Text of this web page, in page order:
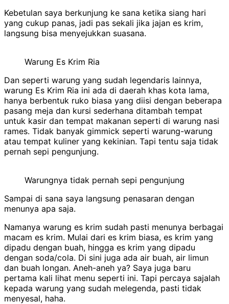
Kebetulan saya berkunjung ke sana ketika siang hari
yang cukup panas, jadi pas sekali jika jajan es krim,
langsung bisa menyejukkan suasana.
Warung Es Krim Ria
Dan seperti warung yang sudah legendaris lainnya,
warung Es Krim Ria ini ada di daerah khas kota lama,
hanya berbentuk ruko biasa yang diisi dengan beberapa
pasang meja dan kursi sederhana ditambah tempat
untuk kasir dan tempat makanan seperti di warung nasi
rames. Tidak banyak gimmick seperti warung-warung
atau tempat kuliner yang kekinian. Tapi tentu saja tidak
pernah sepi pengunjung.
Warungnya tidak pernah sepi pengunjung
Sampai di sana saya langsung penasaran dengan
menunya apa saja.
Namanya warung es krim sudah pasti menunya berbagai
macam es krim. Mulai dari es krim biasa, es krim yang
dipadu dengan buah, hingga es krim yang dipadu
dengan soda/cola. Di sini juga ada air buah, air limun
dan buah longan. Aneh-aneh ya? Saya juga baru
pertama kali lihat menu seperti ini. Tapi percaya sajalah
kepada warung yang sudah melegenda, pasti tidak
menyesal, haha.